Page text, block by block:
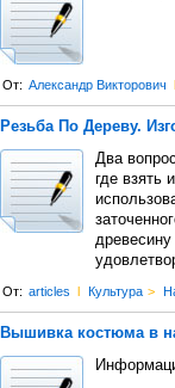
От: Александр Викторович l
Резьба По Дереву.
Два
где взять
От: articles l Культура >
Вышивка костюма в